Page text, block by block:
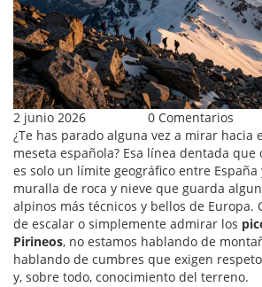
2 junio 2026 0 Comentarios
¿Te has parado alguna vez a mirar hacia
meseta española? Esa línea dentada
es solo un límite geográfico entre España
muralla de roca y nieve que guarda
alpinos más técnicos y bellos de Europa.
de escalar o simplemente admirar los
Pirineos, no estamos hablando de
hablando de cumbres que exigen
y, sobre todo, conocimiento del terreno.